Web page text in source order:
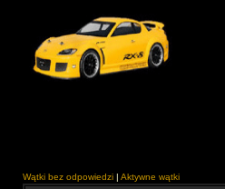
Wątki bez odpowiedzi | Aktywne wątki